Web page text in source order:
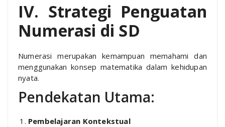
IV. Strategi Penguatan
Numerasi di SD
Numerasi merupakan kemampuan memahami dan
menggunakan konsep matematika dalam kehidupan
nyata.
Pendekatan Utama:
Pembelajaran Kontekstual